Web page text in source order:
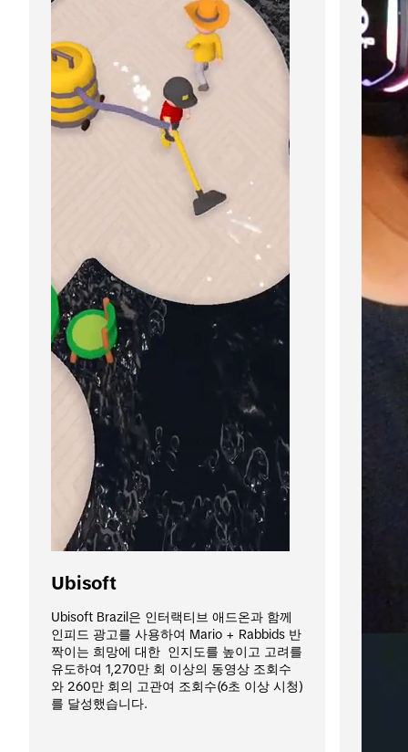
Ubisoft
Ubisoft Brazil은 인터랙티브 애드온과 함께
인피드 광고를 사용하여 Mario + Rabbids 반
짝이는 희망에 대한  인지도를 높이고 고려를
유도하여 1,270만 회 이상의 동영상 조회수
와 260만 회의 고관여 조회수(6초 이상 시청)
를 달성했습니다.